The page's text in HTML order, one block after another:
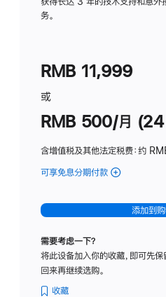
务。
RMB 11,999
或
RMB 500/月 (24
含增值税及其他法定税费：约
可享免息分期付款 (Studio
-
标
璃
添加到
需要考虑一下？
将此设备加入你的收藏，即可先
回来再继续选购。
收藏